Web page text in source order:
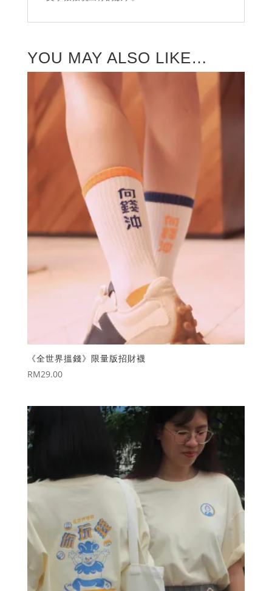
YOU MAY ALSO LIKE…
《全世界搵錢》限量版招財襪
RM29.00